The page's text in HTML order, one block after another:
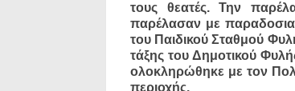
τους θεατές. Την
παρέλασαν με
του Παιδικού Σταθμού
τάξης του Δημοτικού
ολοκληρώθηκε με τον
περιοχής.